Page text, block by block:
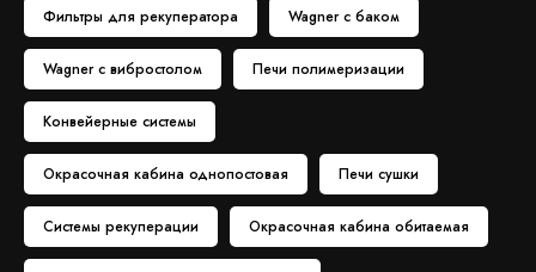
Фильтры для рекуператора Wagner с баком
Wagner с вибростолом Печи полимеризации
Конвейерные системы
Окрасочная кабина однопостовая Печи сушки
Системы рекуперации Окрасочная кабина обитаемая